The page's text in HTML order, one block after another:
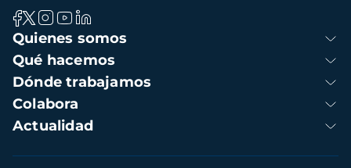
Navegación
principal
Quienes somos
Qué hacemos
Dónde trabajamos
Colabora
Actualidad